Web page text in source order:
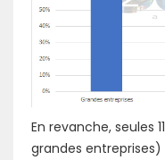
En revanche, seules
grandes